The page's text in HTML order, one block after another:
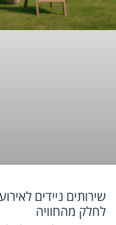
שירותים ניידים
לחלק מהחוויה